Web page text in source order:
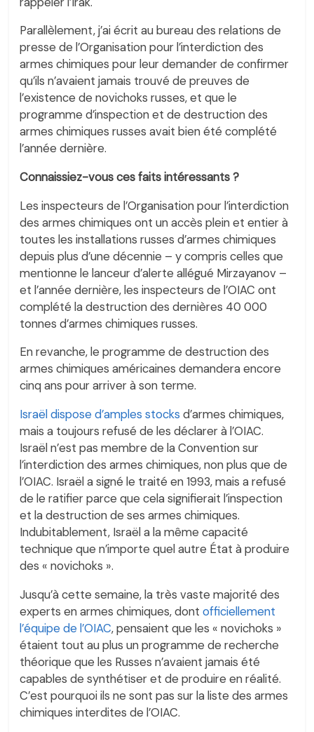
Parallèlement, j’ai écrit au bureau des relations de
presse de l’Organisation pour l’interdiction des
armes chimiques pour leur demander de confirmer
qu’ils n’avaient jamais trouvé de preuves de
l’existence de novichoks russes, et que le
programme d’inspection et de destruction des
armes chimiques russes avait bien été complété
l’année dernière.
Connaissiez-vous ces faits intéressants ?
Les inspecteurs de l’Organisation pour l’interdiction
des armes chimiques ont un accès plein et entier à
toutes les installations russes d’armes chimiques
depuis plus d’une décennie – y compris celles que
mentionne le lanceur d’alerte allégué Mirzayanov –
et l’année dernière, les inspecteurs de l’OIAC ont
complété la destruction des dernières 40 000
tonnes d’armes chimiques russes.
En revanche, le programme de destruction des
armes chimiques américaines demandera encore
cinq ans pour arriver à son terme.
Israël dispose d’amples stocks d’armes chimiques,
mais a toujours refusé de les déclarer à l’OIAC.
Israël n’est pas membre de la Convention sur
l’interdiction des armes chimiques, non plus que de
l’OIAC. Israël a signé le traité en 1993, mais a refusé
de le ratifier parce que cela signifierait l’inspection
et la destruction de ses armes chimiques.
Indubitablement, Israël a la même capacité
technique que n’importe quel autre État à produire
des « novichoks ».
Jusqu’à cette semaine, la très vaste majorité des
experts en armes chimiques, dontofficiellement
l’équipe de l’OIAC, pensaient que les « novichoks »
étaient tout au plus un programme de recherche
théorique que les Russes n’avaient jamais été
capables de synthétiser et de produire en réalité.
C’est pourquoi ils ne sont pas sur la liste des armes
chimiques interdites de l’OIAC.